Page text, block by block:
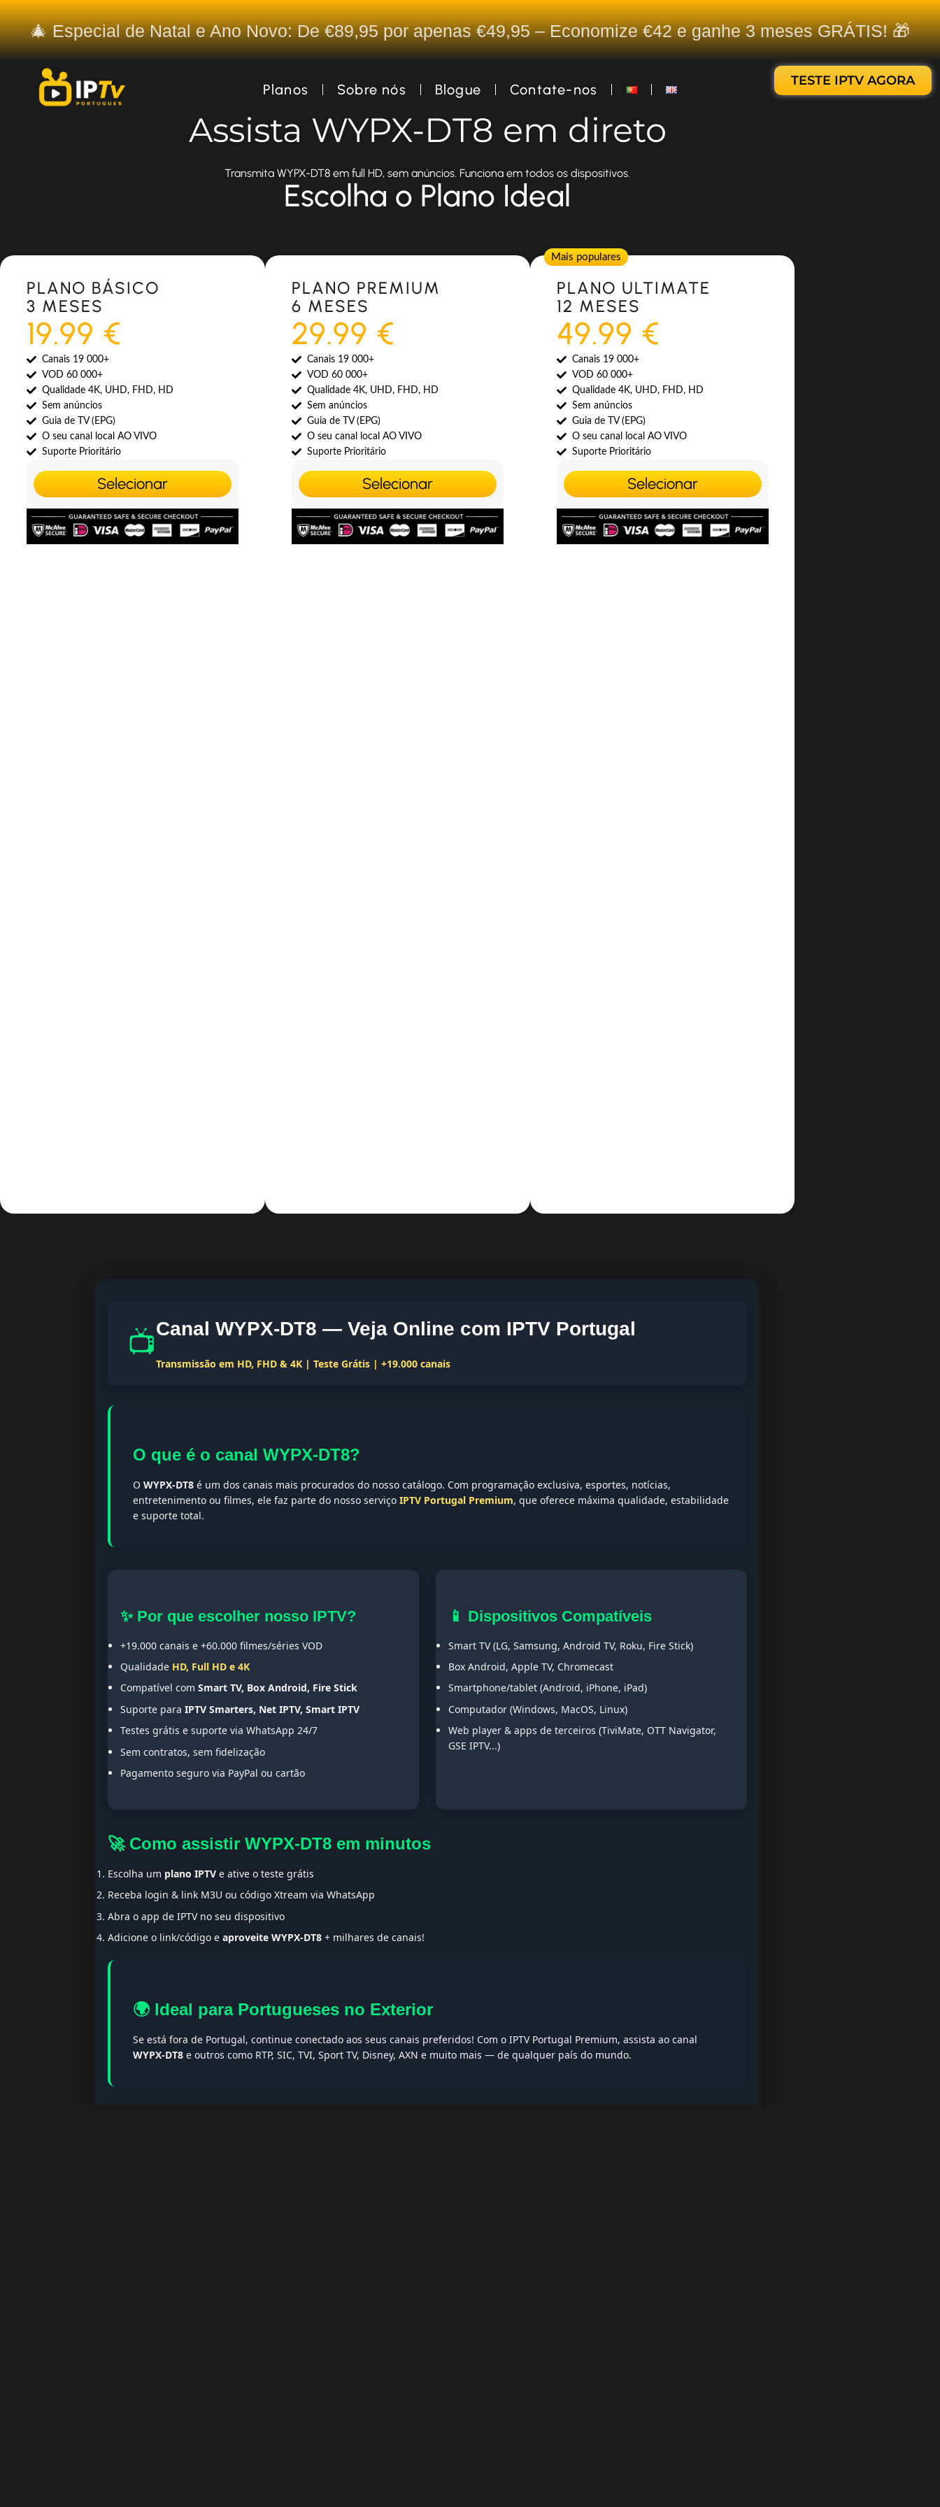
🎄 Especial de Natal e Ano Novo: De €89,95 por apenas €49,95 – Economize €42 e ganhe 3 meses GRÁTIS! 🎁
Planos Sobre nós Blogue Contate-nos
TESTE IPTV AGORA
Assista WYPX-DT8 em direto
Transmita WYPX-DT8 em full HD, sem anúncios. Funciona em todos os dispositivos.
Escolha o Plano Ideal
Most Popular
PLANO BÁSICO
3 MESES
19.99 €
Canais 19 000+
VOD 60 000+
Qualidade 4K, UHD, FHD, HD
Sem anúncios
Guia de TV (EPG)
O seu canal local AO VIVO
Suporte Prioritário
Selecionar
Most Popular
PLANO PREMIUM
6 MESES
29.99 €
Canais 19 000+
VOD 60 000+
Qualidade 4K, UHD, FHD, HD
Sem anúncios
Guia de TV (EPG)
O seu canal local AO VIVO
Suporte Prioritário
Selecionar
Mais populares
PLANO ULTIMATE
12 MESES
49.99 €
Canais 19 000+
VOD 60 000+
Qualidade 4K, UHD, FHD, HD
Sem anúncios
Guia de TV (EPG)
O seu canal local AO VIVO
Suporte Prioritário
Selecionar
📺Canal WYPX-DT8 — Veja Online com IPTV Portugal
Transmissão em HD, FHD & 4K | Teste Grátis | +19.000 canais
O que é o canal WYPX-DT8?
O WYPX-DT8 é um dos canais mais procurados do nosso catálogo. Com programação exclusiva, esportes, notícias,
entretenimento ou filmes, ele faz parte do nosso serviço IPTV Portugal Premium, que oferece máxima qualidade, estabilidade
e suporte total.
✨ Por que escolher nosso IPTV?
+19.000 canais e +60.000 filmes/séries VOD
Qualidade HD, Full HD e 4K
Compatível com Smart TV, Box Android, Fire Stick
Suporte para IPTV Smarters, Net IPTV, Smart IPTV
Testes grátis e suporte via WhatsApp 24/7
Sem contratos, sem fidelização
Pagamento seguro via PayPal ou cartão
📱 Dispositivos Compatíveis
Smart TV (LG, Samsung, Android TV, Roku, Fire Stick)
Box Android, Apple TV, Chromecast
Smartphone/tablet (Android, iPhone, iPad)
Computador (Windows, MacOS, Linux)
Web player & apps de terceiros (TiviMate, OTT Navigator,
GSE IPTV...)
🚀 Como assistir WYPX-DT8 em minutos
Escolha um plano IPTV e ative o teste grátis
Receba login & link M3U ou código Xtream via WhatsApp
Abra o app de IPTV no seu dispositivo
Adicione o link/código e aproveite WYPX-DT8 + milhares de canais!
🌍 Ideal para Portugueses no Exterior
Se está fora de Portugal, continue conectado aos seus canais preferidos! Com o IPTV Portugal Premium, assista ao canal
WYPX-DT8 e outros como RTP, SIC, TVI, Sport TV, Disney, AXN e muito mais — de qualquer país do mundo.